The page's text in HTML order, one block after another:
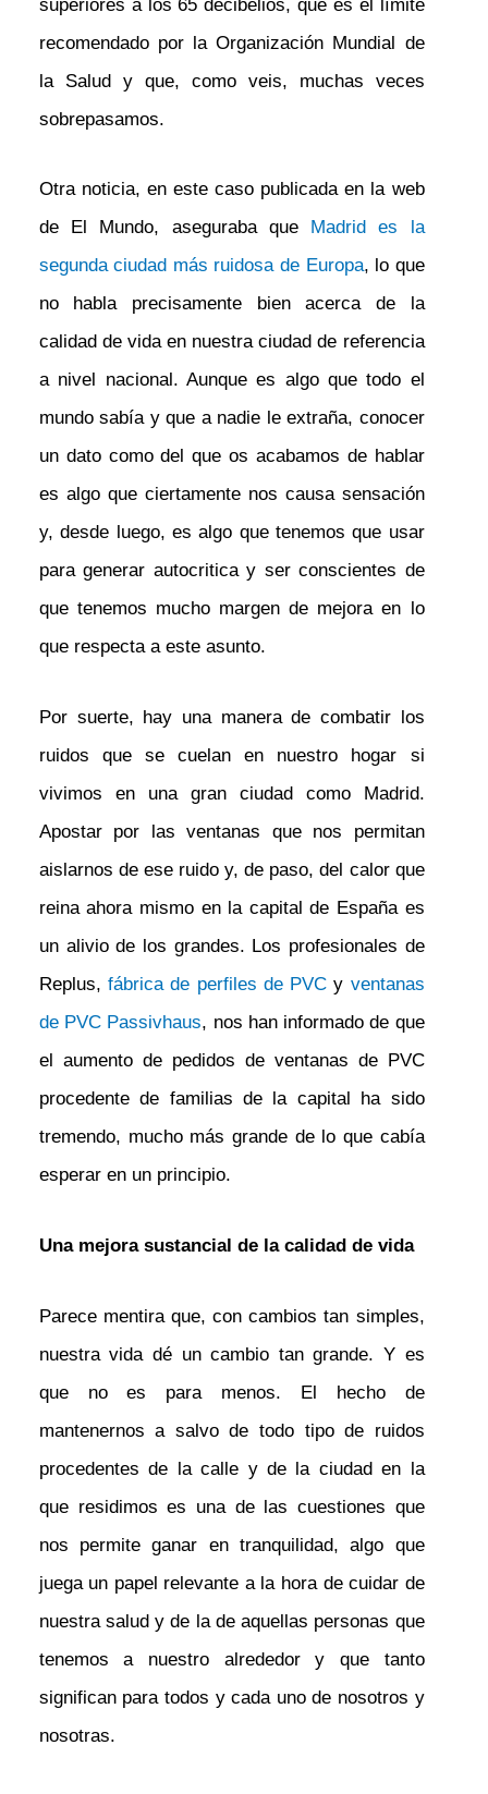
superiores a los 65 decibelios, que es el límite
recomendado por la Organización Mundial de
la Salud y que, como veis, muchas veces
sobrepasamos.
Otra noticia, en este caso publicada en la web
de El Mundo, aseguraba que
Madrid es la
segunda ciudad más ruidosa de Europa, lo que
no habla precisamente bien acerca de la
calidad de vida en nuestra ciudad de referencia
a nivel nacional. Aunque es algo que todo el
mundo sabía y que a nadie le extraña, conocer
un dato como del que os acabamos de hablar
es algo que ciertamente nos causa sensación
y, desde luego, es algo que tenemos que usar
para generar autocritica y ser conscientes de
que tenemos mucho margen de mejora en lo
que respecta a este asunto.
Por suerte, hay una manera de combatir los
ruidos que se cuelan en nuestro hogar si
vivimos en una gran ciudad como Madrid.
Apostar por las ventanas que nos permitan
aislarnos de ese ruido y, de paso, del calor que
reina ahora mismo en la capital de España es
un alivio de los grandes. Los profesionales de
Replus,fábrica de perfiles de PVC y ventanas
de PVC Passivhaus, nos han informado de que
el aumento de pedidos de ventanas de PVC
procedente de familias de la capital ha sido
tremendo, mucho más grande de lo que cabía
esperar en un principio.
Una mejora sustancial de la calidad de vida
Parece mentira que, con cambios tan simples,
nuestra vida dé un cambio tan grande. Y es
que no es para menos. El hecho de
mantenernos a salvo de todo tipo de ruidos
procedentes de la calle y de la ciudad en la
que residimos es una de las cuestiones que
nos permite ganar en tranquilidad, algo que
juega un papel relevante a la hora de cuidar de
nuestra salud y de la de aquellas personas que
tenemos a nuestro alrededor y que tanto
significan para todos y cada uno de nosotros y
nosotras.